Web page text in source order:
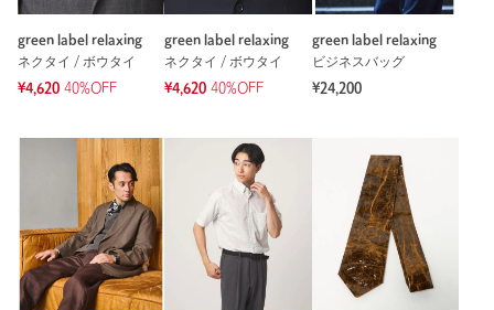
green label relaxing
ネクタイ / ボウタイ
¥4,620 40%OFF
green label relaxing
ネクタイ / ボウタイ
¥4,620 40%OFF
green label relaxing
ビジネスバッグ
¥24,200